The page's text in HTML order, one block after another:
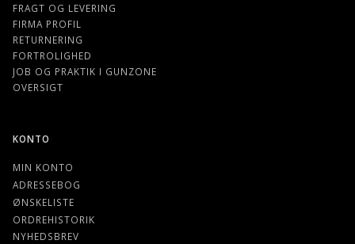
FRAGT OG LEVERING
FIRMA PROFIL
RETURNERING
FORTROLIGHED
JOB OG PRAKTIK I GUNZONE
OVERSIGT
KONTO
MIN KONTO
ADRESSEBOG
ØNSKELISTE
ORDREHISTORIK
NYHEDSBREV